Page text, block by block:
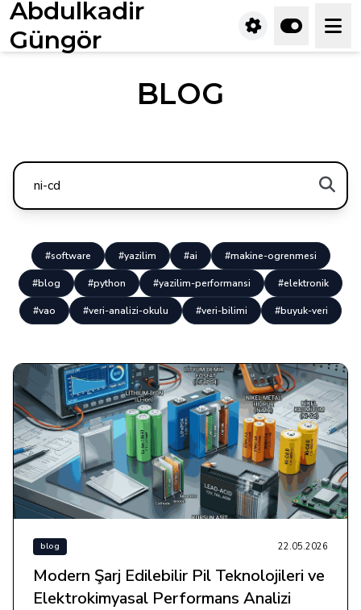
Abdulkadir
Güngör
BLOG
#software #yazilim #ai #makine-ogrenmesi
#blog #python #yazilim-performansi #elektronik
#vao #veri-analizi-okulu #veri-bilimi #buyuk-veri
blog 22.05.2026
Modern Şarj Edilebilir Pil Teknolojileri ve
Elektrokimyasal Performans Analizi